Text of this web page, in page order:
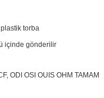
torba
içinde gönderilir
ODI OSI OUIS OHM TAMAM